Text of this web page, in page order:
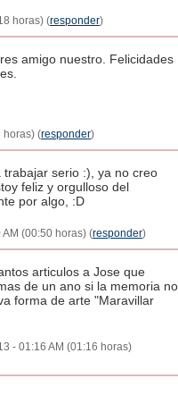
horas) (responder)
amigo nuestro. Felicidades
horas) (responder)
serio :), ya no creo
feliz y orgulloso del
por algo, :D
(00:50 horas) (responder)
articulos a Jose que
de un ano si la memoria no
forma de arte "Maravillar
- 01:16 AM (01:16 horas)